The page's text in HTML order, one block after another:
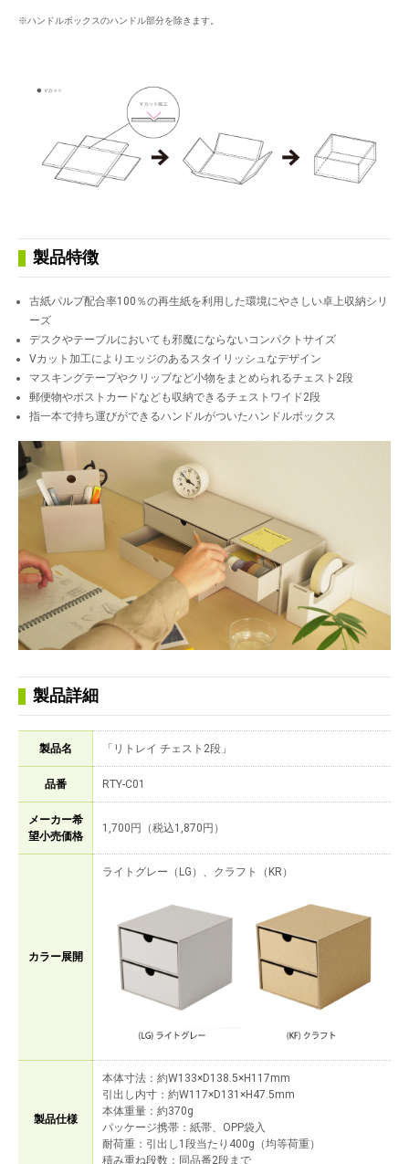
※ハンドルボックスのハンドル部分を除きます。
製品特徴
古紙パルプ配合率100％の再生紙を利用した環境にやさしい卓上収納シリ
ーズ
デスクやテーブルにおいても邪魔にならないコンパクトサイズ
Vカット加工によりエッジのあるスタイリッシュなデザイン
マスキングテープやクリップなど小物をまとめられるチェスト2段
郵便物やポストカードなども収納できるチェストワイド2段
指一本で持ち運びができるハンドルがついたハンドルボックス
製品詳細
製品名 「リトレイ チェスト2段」
品番 RTY-C01
メーカー希
望小売価格
1,700円（税込1,870円）
カラー展開
ライトグレー（LG）、クラフト（KR）
製品仕様
本体寸法：約W133×D138.5×H117mm
引出し内寸：約W117×D131×H47.5mm
本体重量：約370g
パッケージ携帯：紙帯、OPP袋入
耐荷重：引出し1段当たり400g（均等荷重）
積み重ね段数：同品番2段まで